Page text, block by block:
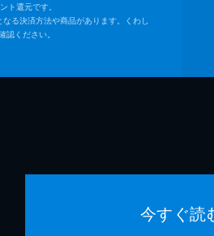
ト還元です。
なる決済方法や商品があります。くわし
認ください。
今すぐ読